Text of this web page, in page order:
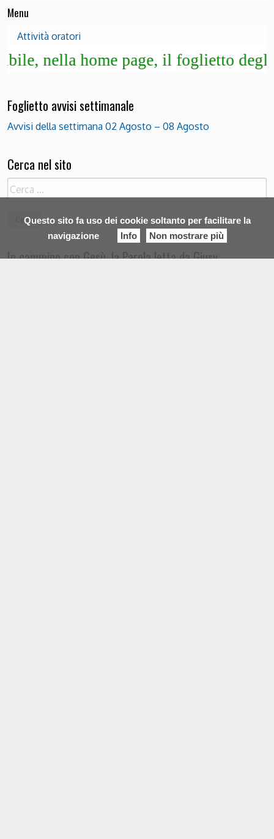
Questo sito fa uso dei cookie soltanto per facilitare la
navigazione
Info Non mostrare più
Menu
Attività oratori
il foglietto degli avvisi - Le copie
Foglietto avvisi settimanale
Avvisi della settimana 02 Agosto – 08 Agosto
Cerca nel sito
Ricerca
per:
In cammino con Gesù, la Parola letta da Giusy